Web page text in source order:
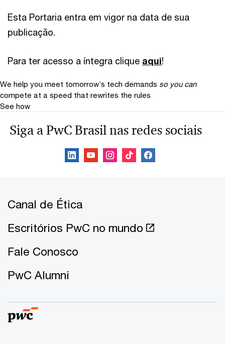
Esta Portaria entra em vigor na data de sua
publicação.
Para ter acesso a íntegra clique aqui!
We help you meet tomorrow’s tech demands so you can
compete at a speed that rewrites the rules
See how
Siga a PwC Brasil nas redes sociais
Canal de Ética
Escritórios PwC no mundo
Fale Conosco
PwC Alumni